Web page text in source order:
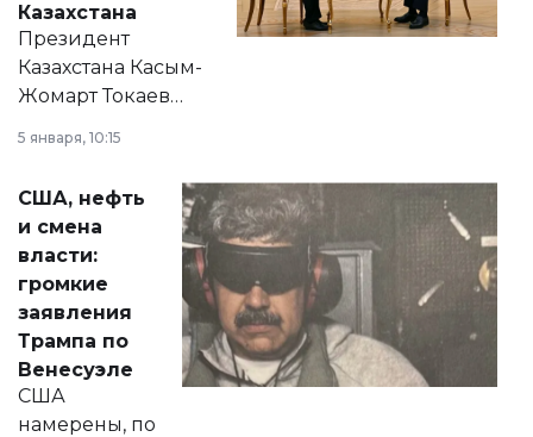
Казахстана
Президент
Казахстана Касым-
Жомарт Токаев
сразу несколько
актуальных тем —
от слухов о
политических
реформах до
вопросов армии,
экономики и
личного здоровья.
5 января, 10:15
США, нефть
и смена
власти:
громкие
заявления
Трампа по
Венесуэле
США
намерены, по